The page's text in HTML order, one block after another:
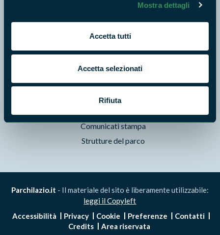
Mostra dettagli
Accetta tutti
Accetta selezionati
Rifiuta
Pubblicazioni
Prodotti Natura in Campo
Aziende Natura in Campo
Programmi e progetti
Cartografie
Avvisi e bandi
Comunicati stampa
Strutture del parco
Parchilazio.it - Il materiale del sito è liberamente utilizzabile:
leggi il Copyleft
Accessibilità
Privacy Cookie Preferenze
Contatti
Credits
Area riservata